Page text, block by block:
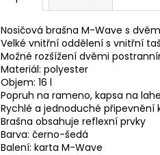
Nosičová brašna M-Wave s
Velké vnitřní oddělení s vnitřní
Možné rozšížení dvěmi
Materiál: polyester
Objem: 16 l
Popruh na rameno, kapsa na
Rychlé a jednoduché připevnění
Brašna obsahuje reflexní prvky
Barva: černo-šedá
Balení: karta M-Wave